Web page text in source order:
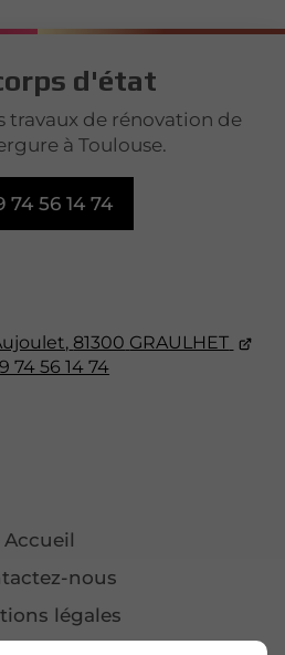
81300 GRAULHET
74 56 14 74
Accueil
nous
légales
d'état
travaux de rénovation de
à Toulouse.
74 56 14 74